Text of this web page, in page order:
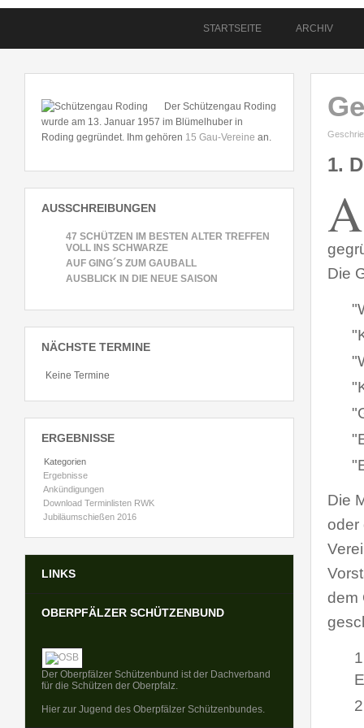
STARTSEITE ARCHIV
1.
A
Die
Die
oder
dem
Der Schützengau Roding
wurde am 13. Januar 1957 im Blümelhuber in
Roding gegründet. Ihm gehören 15 Gau-Vereine an.
AUSSCHREIBUNGEN
47 SCHÜTZEN IM BESTEN ALTER TREFFEN
VOLL INS SCHWARZE
AUF GING´S ZUM GAUBALL
AUSBLICK IN DIE NEUE SAISON
NÄCHSTE TERMINE
Keine Termine
ERGEBNISSE
Kategorien
Ergebnisse
Ankündigungen
Download Terminlisten RWK
Jubiläumschießen 2016
LINKS
OBERPFÄLZER SCHÜTZENBUND
Der Oberpfälzer Schützenbund ist der Dachverband
für die Schützen der Oberpfalz.
Hier zur Jugend des Oberpfälzer Schützenbundes.